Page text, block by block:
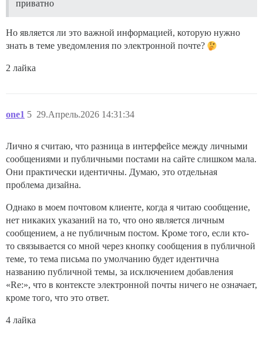
приватно
Но является ли это важной информацией, которую нужно
знать в теме уведомления по электронной почте?
2 лайка
one1 29.Апрель.2026 14:31:34
5
Лично я считаю, что разница в интерфейсе между личными
сообщениями и публичными постами на сайте слишком мала.
Они практически идентичны. Думаю, это отдельная
проблема дизайна.
Однако в моем почтовом клиенте, когда я читаю сообщение,
нет никаких указаний на то, что оно является личным
сообщением, а не публичным постом. Кроме того, если кто-
то связывается со мной через кнопку сообщения в публичной
теме, то тема письма по умолчанию будет идентична
названию публичной темы, за исключением добавления
«Re:», что в контексте электронной почты ничего не означает,
кроме того, что это ответ.
4 лайка